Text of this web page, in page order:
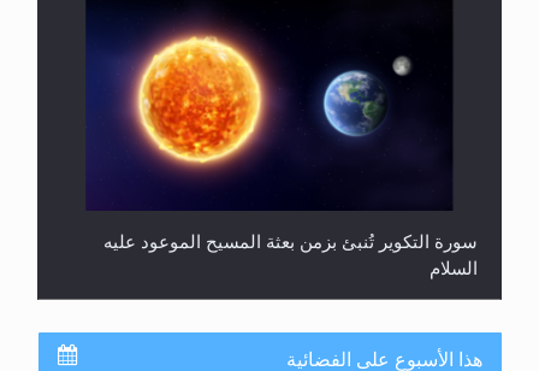
سورة التكوير تُنبئ بزمن بعثة المسيح الموعود عليه
السلام
هذا الأسبوع على الفضائية